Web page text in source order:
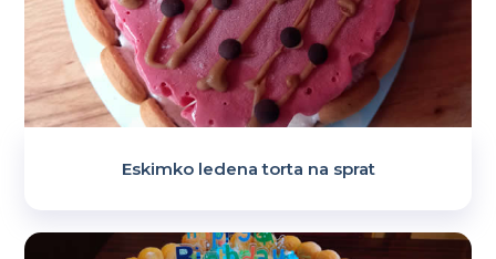
Eskimko ledena torta na sprat